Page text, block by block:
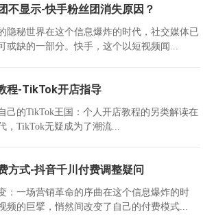
不显示-快手粉丝团消失原因？
隐秘世界在这个信息爆炸的时代，社交媒体已
或缺的一部分。快手，这个以短视频闻...
程-TikTok开店指导
己的TikTok王国：个人开店教程的另类解读在
，TikTok无疑成为了潮流...
方式-抖音千川付费调整疑问
：一场营销革命的序曲在这个信息爆炸的时
频的巨擘，悄然间改变了自己的付费模式...